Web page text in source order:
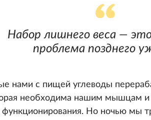
Набор лишнего веса —
проблема позднего
нами с пищей углеводы
необходима нашим мышцам и
функционирования. Но ночью мы